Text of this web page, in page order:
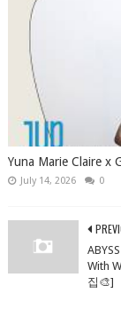
Yuna Marie Claire x
July 14, 2026 0
With
집🎨]